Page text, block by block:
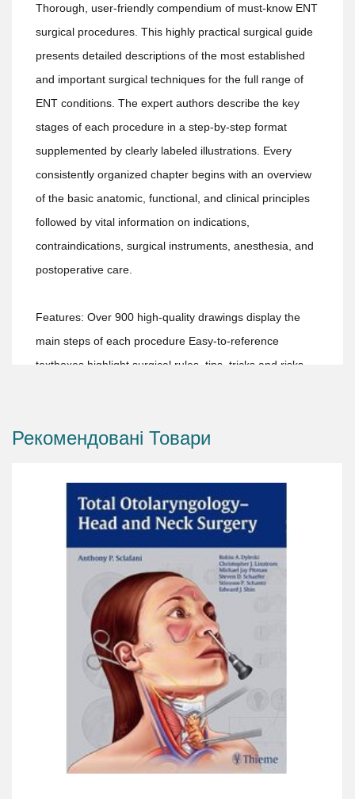
Thorough, user-friendly compendium of must-know ENT
surgical procedures. This highly practical surgical guide
presents detailed descriptions of the most established
and important surgical techniques for the full range of
ENT conditions. The expert authors describe the key
stages of each procedure in a step-by-step format
supplemented by clearly labeled illustrations. Every
consistently organized chapter begins with an overview
of the basic anatomic, functional, and clinical principles
followed by vital information on indications,
contraindications, surgical instruments, anesthesia, and
postoperative care.
Features: Over 900 high-quality drawings display the
main steps of each procedure Easy-to-reference
textboxes highlight surgical rules, tips, tricks and risks,
developments in transplantation, cochlear implants,
interventions Coverage of the full spectrum of plastic
and reconstructive surgical techniques, such as external
rhinoplasty, scar revision, keloid management, and free
skin grafts ENT-Head and Neck Surgery: Essential
Procedures is an indispensable companion for all fellows
and residents in otolaryngology during training and in
daily practice.
Представлені сучасні зарубіжні досягнення у хірургії
голови та шиї, що ґрунтуються на світовому досвіді в
цій галузі. Наведено основні хірургічні методики,
етапи кожної операції описані у доступній формі,
численні ілюстрації полегшують сприйняття
інформації. На початку кожного розділу вказані
Рекомендовані Товари